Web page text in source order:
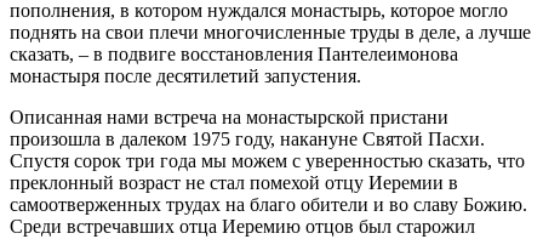
пополнения, в котором нуждался монастырь, которое могло
поднять на свои плечи многочисленные труды в деле, а лучше
сказать, – в подвиге восстановления Пантелеимонова
монастыря после десятилетий запустения.
Описанная нами встреча на монастырской пристани
произошла в далеком 1975 году, накануне Святой Пасхи.
Спустя сорок три года мы можем с уверенностью сказать, что
преклонный возраст не стал помехой отцу Иеремии в
самоотверженных трудах на благо обители и во славу Божию.
Среди встречавших отца Иеремию отцов был старожил